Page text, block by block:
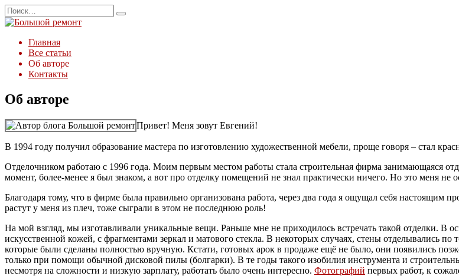
Перейти
к
содержанию
Search
for:
Главная
Все статьи
Об авторе
Контакты
Об авторе
Привет! Меня зовут Евгений!
В 1994 году получил образование мастера по изготовлению художественной мебели, проще говоря – стал
Отделочником работаю с 1996 года. Моим первым местом работы стала строительная фирма занимающаяся
момент, более-менее я был знаком, а вот про отделку помещений не знал практически ничего. Но это меня не
Благодаря тому, что в фирме была правильно организована работа, через два года я ощущал себя настоящим
растут у меня из плеч, тоже сыграли в этом не последнюю роль!
На мой взгляд, мы изготавливали уникальные вещи. Раньше мне не приходилось встречать такой отделки. В
искусственной кожей, с фрагментами зеркал и матового стекла. В некоторых случаях, стены отделывались
которые были сделаны полностью вручную. Кстати, готовых арок в продаже ещё не было, они появились
только при помощи обычной дисковой пилы (болгарки). В те годы такого изобилия инструмента и
несмотря на сложности и низкую зарплату, работать было очень интересно. Фотографий первых работ, к